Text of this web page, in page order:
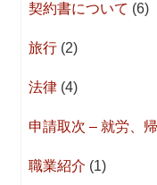
契約書について (6)
旅行 (2)
法律 (4)
申請取次 – 就労、
職業紹介 (1)